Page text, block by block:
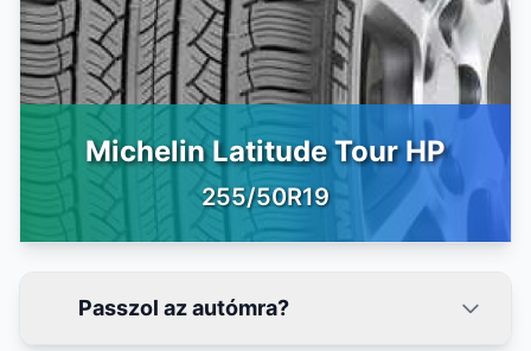
Michelin Latitude Tour HP
255/50R19
Passzol az autómra?